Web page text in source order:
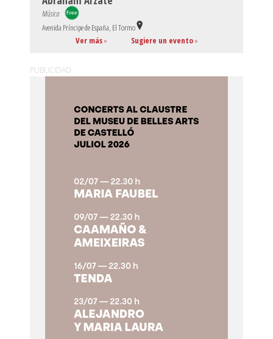
Música
Avenida Príncipe de España, El Tormo
Ver más» Sugiere un evento»
PUBLICIDAD